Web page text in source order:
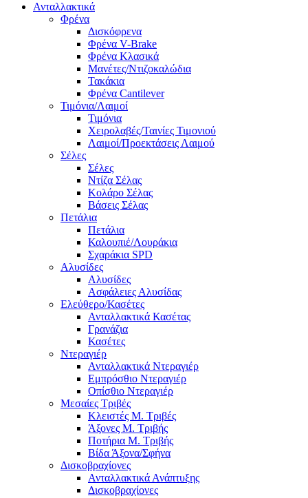
Ανταλλακτικά
Φρένα
Δισκόφρενα
Φρένα V-Brake
Φρένα Κλασικά
Μανέτες/Ντιζοκαλώδια
Τακάκια
Φρένα Cantilever
Τιμόνια/Λαιμοί
Τιμόνια
Χειρολαβές/Ταινίες Τιμονιού
Λαιμοί/Προεκτάσεις Λαιμού
Σέλες
Σέλες
Ντίζα Σέλας
Κολάρο Σέλας
Βάσεις Σέλας
Πετάλια
Πετάλια
Καλουπιέ/Λουράκια
Σχαράκια SPD
Αλυσίδες
Αλυσίδες
Ασφάλειες Αλυσίδας
Ελεύθερο/Κασέτες
Ανταλλακτικά Κασέτας
Γρανάζια
Κασέτες
Ντεραγιέρ
Ανταλλακτικά Ντεραγιέρ
Εμπρόσθιο Ντεραγιέρ
Οπίσθιο Ντεραγιέρ
Μεσαίες Τριβές
Κλειστές Μ. Τριβές
Άξονες Μ. Τριβής
Ποτήρια Μ. Τριβής
Βίδα Άξονα/Σφήνα
Δισκοβραχίονες
Ανταλλακτικά Ανάπτυξης
Δισκοβραχίονες